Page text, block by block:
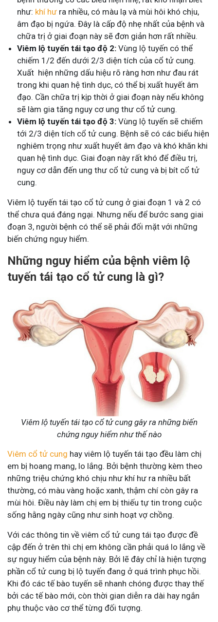
như: khí hư ra nhiều, có màu lạ và mùi hôi khó chịu,
âm đạo bị ngứa. Đây là cấp độ nhẹ nhất của bệnh và
chữa trị ở giai đoạn này sẽ đơn giản hơn rất nhiều.
Viêm lộ tuyến tái tạo độ 2: Vùng lộ tuyến có thể
chiếm 1/2 đến dưới 2/3 diện tích của cổ tử cung.
Xuất hiện những dấu hiệu rõ ràng hơn như đau rát
trong khi quan hệ tình dục, có thể bị xuất huyết âm
đạo. Cần chữa trị kịp thời ở giai đoạn này nếu không
sẽ làm gia tăng nguy cơ ung thư cổ tử cung.
Viêm lộ tuyến tái tạo độ 3: Vùng lộ tuyến sẽ chiếm
tới 2/3 diện tích cổ tử cung. Bệnh sẽ có các biểu hiện
nghiêm trọng như xuất huyết âm đạo và khó khăn khi
quan hệ tình dục. Giai đoạn này rất khó để điều trị,
nguy cơ dẫn đến ung thư cổ tử cung và bị bít cổ tử
cung.
Viêm lộ tuyến tái tạo cổ tử cung ở giai đoạn 1 và 2 có
thể chưa quá đáng ngại. Nhưng nếu để bước sang giai
đoạn 3, người bệnh có thể sẽ phải đối mặt với những
biến chứng nguy hiểm.
Những nguy hiểm của bệnh viêm lộ
tuyến tái tạo cổ tử cung là gì?
Viêm lộ tuyến tái tạo cổ tử cung gây ra những biến
chứng nguy hiểm như thế nào
Viêm cổ tử cung hay viêm lộ tuyến tái tạo đều làm chị
em bị hoang mang, lo lắng. Bởi bệnh thường kèm theo
những triệu chứng khó chịu như khí hư ra nhiều bất
thường, có màu vàng hoặc xanh, thậm chí còn gây ra
mùi hôi. Điều này làm chị em bị thiếu tự tin trong cuộc
sống hằng ngày cũng như sinh hoạt vợ chồng.
Với các thông tin về viêm cổ tử cung tái tạo được đề
cập đến ở trên thì chị em không cần phải quá lo lắng về
sự nguy hiểm của bệnh này. Bởi lẽ đây chỉ là hiện tượng
phần cổ tử cung bị lộ tuyến đang ở quá trình phục hồi.
Khi đó các tế bào tuyến sẽ nhanh chóng được thay thế
bởi các tế bào mới, còn thời gian diễn ra dài hay ngắn
phụ thuộc vào cơ thể từng đối tượng.